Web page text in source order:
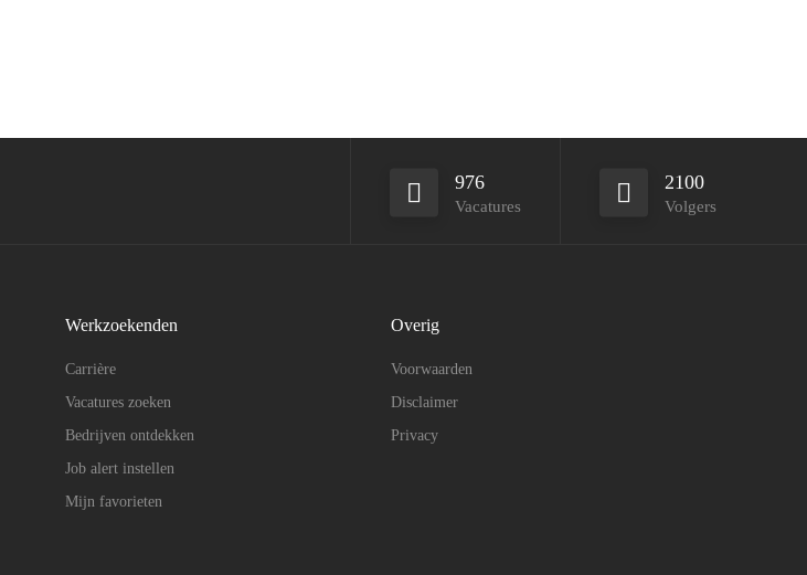
976
Vacatures
2100
Volgers
Werkzoekenden
Carrière
Vacatures zoeken
Bedrijven ontdekken
Job alert instellen
Mijn favorieten
Overig
Voorwaarden
Disclaimer
Privacy